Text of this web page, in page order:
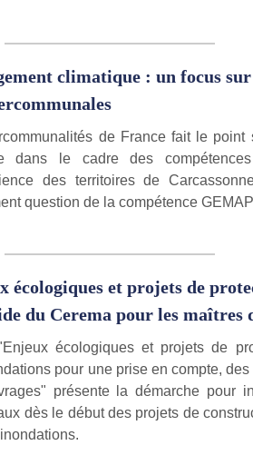
climatique : un focus
de France fait le point
dans le cadre des
des territoires de
question de la compétence
écologiques et projets de
du Cerema pour les maîtres
écologiques et projets de
pour une prise en compte,
présente la démarche pour
dès le début des projets de